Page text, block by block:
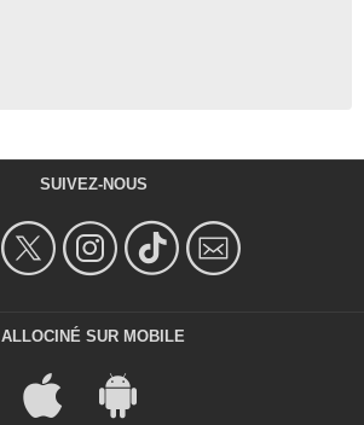
SUIVEZ-NOUS
ALLOCINÉ SUR MOBILE